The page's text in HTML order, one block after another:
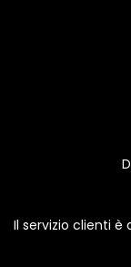
Il servizio clienti è